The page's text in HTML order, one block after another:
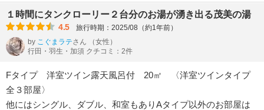
１時間にタンクローリー２台分のお湯が湧き出る茂美の湯
4.5
旅行時期：2025/08（約1年前）
by こぐまラテさん
（女性）
行田・羽生・加須 クチコミ：2件
Fタイプ 洋室ツイン露天風呂付 20㎡ 〈洋室ツインタイプ
全３部屋〉
他にはシングル、ダブル、和室もありAタイプ以外のお部屋は